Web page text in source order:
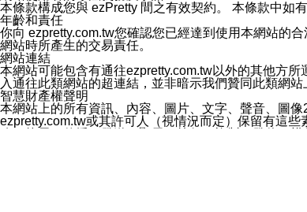
2.點選「隱私設定」
3.點選「提供使用資料」
4.點選「LINE通知型訊息」
5.開關「接收LINE通知型訊息」
❗️關閉「接收通知型訊息」後，將不會接收到來自任
本條款構成您與 ezPretty 間之有效契約。 本條款中如
年齡和責任
你向 ezpretty.com.tw您確認您已經達到使用本網站的
網站時所產生的交易責任。
網站連結
本網站可能包含有通往ezpretty.com.tw以外的其他方
入通往此類網站的超連結，並非暗示我們贊同此類網
智慧財產權聲明
本網站上的所有資訊、內容、圖片、文字、聲音、圖
ezpretty.com.tw或其許可人（視情況而定）保留有這